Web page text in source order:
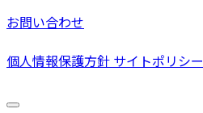
お問い合わせ
個人情報保護方針 サイトポリシー